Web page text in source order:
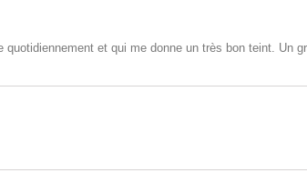
quotidiennement et qui me donne un très bon teint. Un